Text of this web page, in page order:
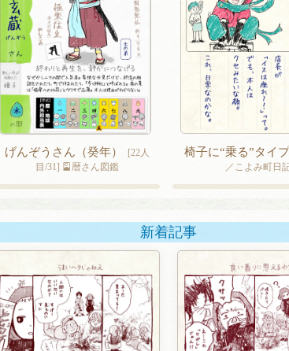
げんぞうさん（癸年）
[22人
目/31] 🎴暦さん図鑑
椅子に“乗る”タイ
／こよみ町日
新着記事